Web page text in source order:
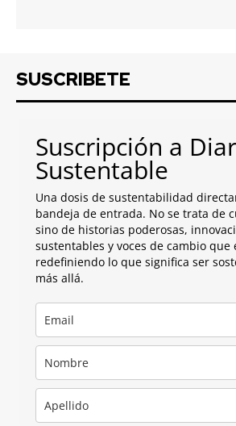
SUSCRIBETE
Suscripción a
Sustentable
Una dosis de sustentabilidad
bandeja de entrada. No se trata de
sino de historias poderosas,
sustentables y voces de cambio que
redefiniendo lo que significa ser
más allá.